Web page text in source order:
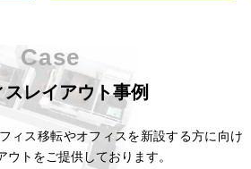
Case
スレイアウト事例
ィス移転やオフィスを新設する方に向け
トをご提供しております。